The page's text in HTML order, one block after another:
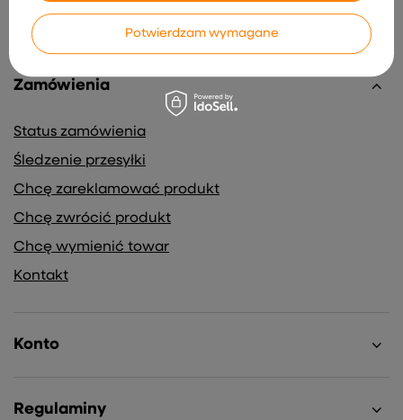
Zamówienia
Status zamówienia
Śledzenie przesyłki
Chcę zareklamować produkt
Chcę zwrócić produkt
Chcę wymienić towar
Kontakt
Konto
Regulaminy
Potwierdzam wymagane